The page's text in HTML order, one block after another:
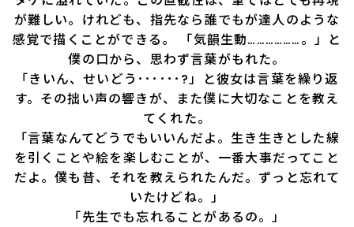
が難しい。けれども、指先なら誰でもが達人のような
感覚で描くことができる。 「気韻生動………………。」と
僕の口から、思わず言葉がもれた。
「きいん、せいどう･･････?」と彼女は言葉を繰り返
す。その拙い声の響きが、また僕に大切なことを教え
てくれた。
「言葉なんてどうでもいいんだよ。生き生きとした線
を引くことや絵を楽しむことが、一番大事だってこと
だよ。僕も昔、それを教えられたんだ。ずっと忘れて
いたけどね。」
「先生でも忘れることがあるの。」